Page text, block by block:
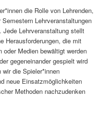
die Rolle von Lehrenden,
Lehrveranstaltungen
Jede Lehrveranstaltung stellt
Herausforderungen, die mit
oder Medien bewältigt werden
gegeneinander gespielt wird
die Spieler*innen
neue Einsatzmöglichkeiten
Methoden nachzudenken